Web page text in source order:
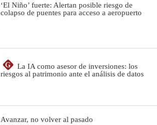
‘El Niño’ fuerte: Alertan posible riesgo de
colapso de puentes para acceso a aeropuerto
G
La IA como asesor de inversiones: los
riesgos al patrimonio ante el análisis de datos
Avanzar, no volver al pasado